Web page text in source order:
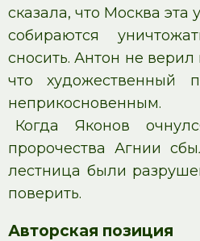
сказала, что Москва эта
собираются
сносить. Антон не
что художественный
неприкосновенным.
Когда Яконов
пророчества Агнии
лестница были
поверить.
Авторская позиция